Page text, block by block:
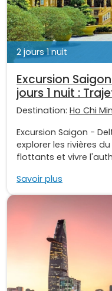
2 jours 1 nuit
Excursion
jours 1 nuit :
Destination: Ho Chi
Excursion Saigon -
explorer les rivières
flottants et vivre
Savoir plus